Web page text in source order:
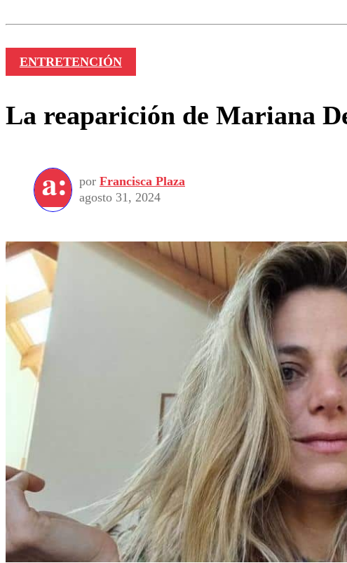
ENTRETENCIÓN
La reaparición de Mariana
por Francisca Plaza
agosto 31, 2024